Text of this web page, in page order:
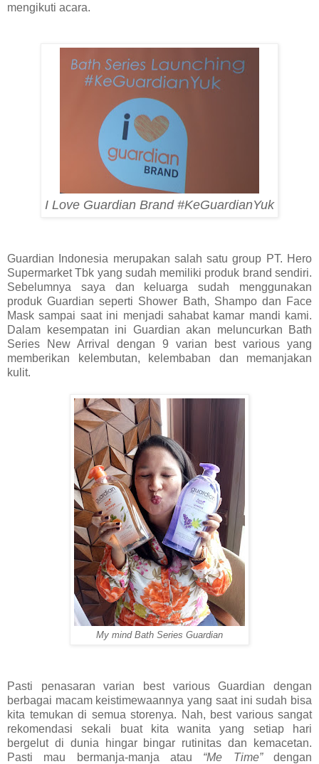
mengikuti acara.
I Love Guardian Brand #KeGuardianYuk
Guardian Indonesia merupakan salah satu group PT. Hero
Supermarket Tbk yang sudah memiliki produk brand sendiri.
Sebelumnya saya dan keluarga sudah menggunakan
produk Guardian seperti Shower Bath, Shampo dan Face
Mask sampai saat ini menjadi sahabat kamar mandi kami.
Dalam kesempatan ini Guardian akan meluncurkan
Bath
Series New Arrival
dengan 9 varian best various yang
memberikan kelembutan, kelembaban dan memanjakan
kulit.
My mind Bath Series Guardian
Pasti penasaran varian best various Guardian dengan
berbagai macam keistimewaannya yang saat ini sudah bisa
kita temukan di semua storenya. Nah, best various sangat
rekomendasi sekali buat kita wanita yang setiap hari
bergelut di dunia hingar bingar rutinitas dan kemacetan.
Pasti mau bermanja-manja atau “Me Time”dengan